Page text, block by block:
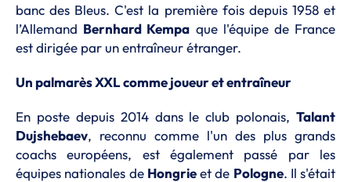
banc des Bleus. C'est la première fois depuis 1958 et
l’Allemand Bernhard Kempa que l'équipe de France
est dirigée par un entraîneur étranger.
Un palmarès XXL comme joueur et entraîneur
En poste depuis 2014 dans le club polonais, Talant
Dujshebaev, reconnu comme l'un des plus grands
coachs européens, est également passé par les
équipes nationales de Hongrieet de Pologne. Il s'était